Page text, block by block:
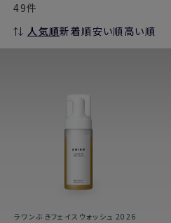
49件
人気順新着順安い順高い順
ラワンぶきフェイスウォッシュ 2026